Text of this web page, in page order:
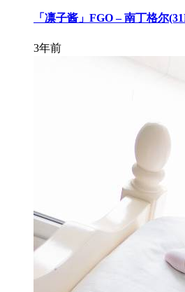
「凛子酱」FGO – 南丁格尔
3年前